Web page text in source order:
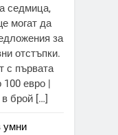
седмица,
могат да
за
отстъпки.
с първата
100 евро |
в брой […]
умни